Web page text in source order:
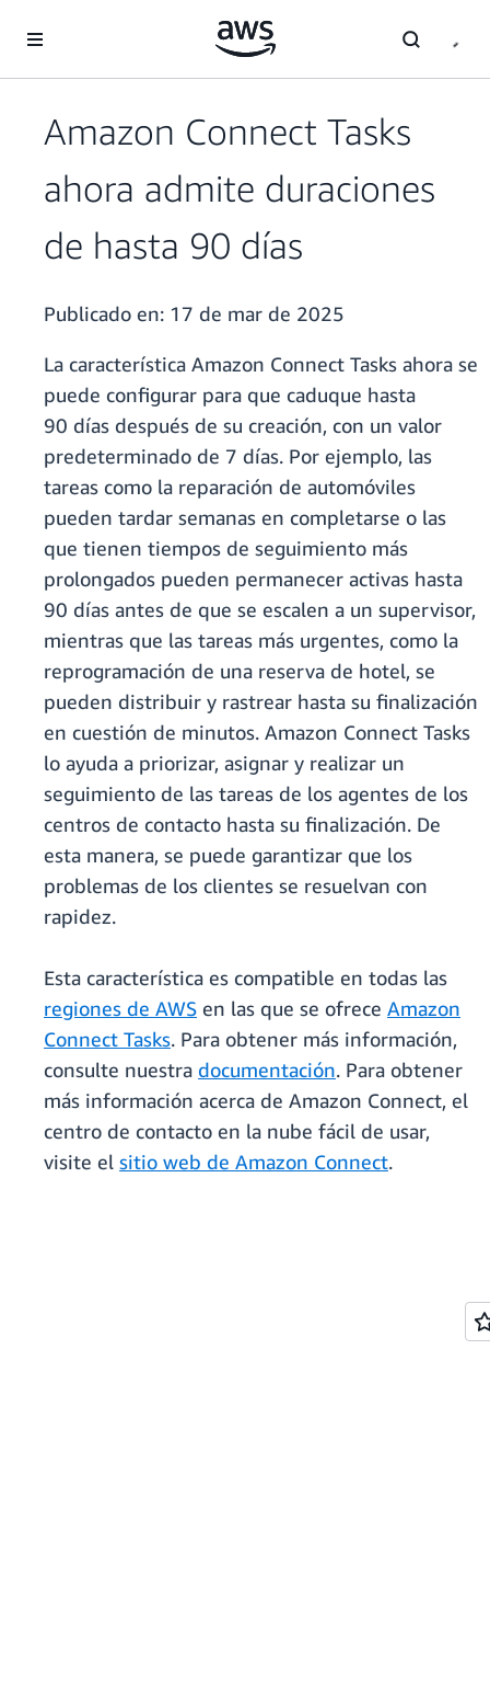
Amazon Connect Tasks
ahora admite duraciones
de hasta 90 días
Publicado en: 17 de mar de 2025
La característica Amazon Connect Tasks ahora se
puede configurar para que caduque hasta
90 días después de su creación, con un valor
predeterminado de 7 días. Por ejemplo, las
tareas como la reparación de automóviles
pueden tardar semanas en completarse o las
que tienen tiempos de seguimiento más
prolongados pueden permanecer activas hasta
90 días antes de que se escalen a un supervisor,
mientras que las tareas más urgentes, como la
reprogramación de una reserva de hotel, se
pueden distribuir y rastrear hasta su finalización
en cuestión de minutos. Amazon Connect Tasks
lo ayuda a priorizar, asignar y realizar un
seguimiento de las tareas de los agentes de los
centros de contacto hasta su finalización. De
esta manera, se puede garantizar que los
problemas de los clientes se resuelvan con
rapidez.
Esta característica es compatible en todas las
regiones de AWS en las que se ofrece Amazon
Connect Tasks. Para obtener más información,
consulte nuestra documentación. Para obtener
más información acerca de Amazon Connect, el
centro de contacto en la nube fácil de usar,
visite el sitio web de Amazon Connect.